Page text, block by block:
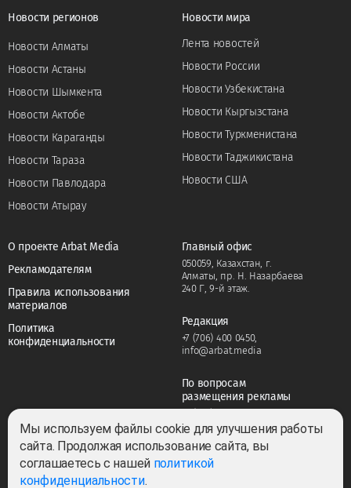
Новости регионов
Новости Алматы
Новости Астаны
Новости Шымкента
Новости Актобе
Новости Караганды
Новости Тараза
Новости Павлодара
Новости Атырау
Новости мира
Лента новостей
Новости России
Новости Узбекистана
Новости Кыргызстана
Новости Туркменистана
Новости Таджикистана
Новости США
О проекте Arbat Media
Рекламодателям
Правила использования
материалов
Политика
конфиденциальности
Главный офис
050059, Казахстан, г.
Алматы, пр. Н. Назарбаева
240 Г, 9-й этаж.
Редакция
+7 (706) 400 0450,
info@arbat.media
По вопросам
размещения рекламы
adv@arbat.media
Мы используем файлы cookie для улучшения работы
сайта. Продолжая использование сайта, вы
соглашаетесь с нашей политикой
конфиденциальности.